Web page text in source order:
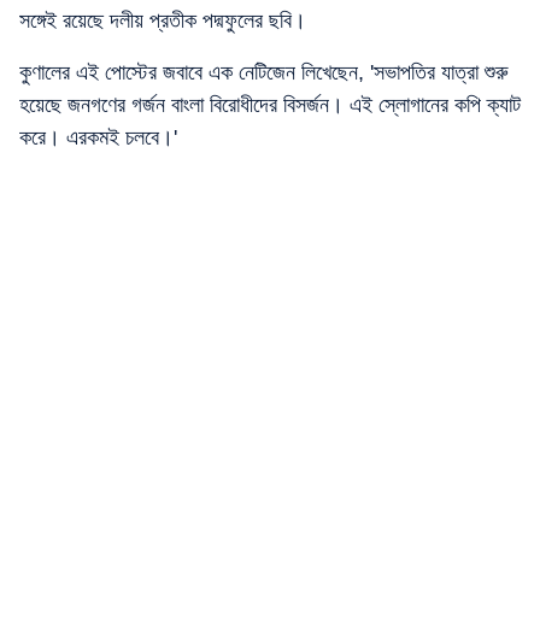
সঙ্গেই রয়েছে দলীয় প্রতীক পদ্মফুলের ছবি।
কুণালের এই পোস্টের জবাবে এক নেটিজেন লিখেছেন, 'সভাপতির যাত্রা শুরু
হয়েছে জনগণের গর্জন বাংলা বিরোধীদের বিসর্জন। এই স্লোগানের কপি ক্যাট
করে। এরকমই চলবে।'